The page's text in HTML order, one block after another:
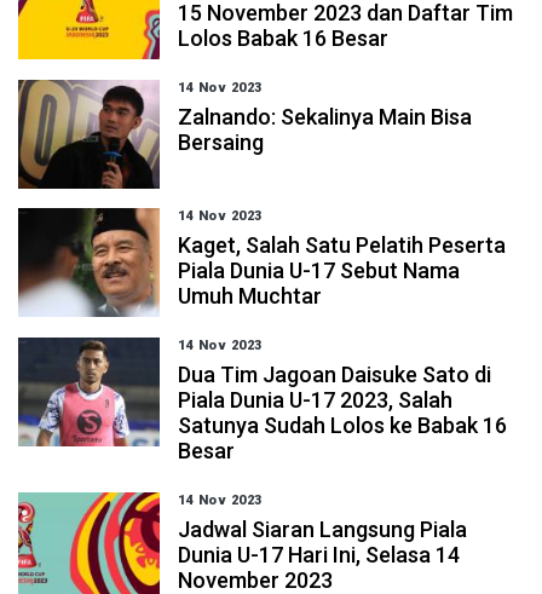
15 November 2023 dan Daftar Tim
Lolos Babak 16 Besar
14 Nov 2023
Zalnando: Sekalinya Main Bisa
Bersaing
14 Nov 2023
Kaget, Salah Satu Pelatih Peserta
Piala Dunia U-17 Sebut Nama
Umuh Muchtar
14 Nov 2023
Dua Tim Jagoan Daisuke Sato di
Piala Dunia U-17 2023, Salah
Satunya Sudah Lolos ke Babak 16
Besar
14 Nov 2023
Jadwal Siaran Langsung Piala
Dunia U-17 Hari Ini, Selasa 14
November 2023